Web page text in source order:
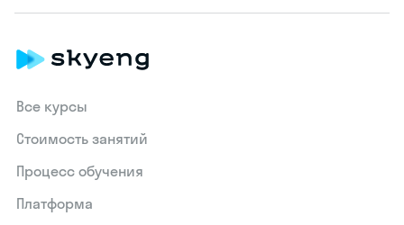
Все курсы
Стоимость занятий
Процесс обучения
Платформа